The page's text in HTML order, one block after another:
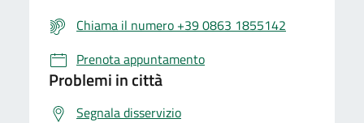
Chiama il numero +39 0863 1855142
Prenota appuntamento
Problemi in città
Segnala disservizio